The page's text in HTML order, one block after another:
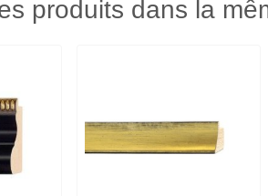
produits dans la